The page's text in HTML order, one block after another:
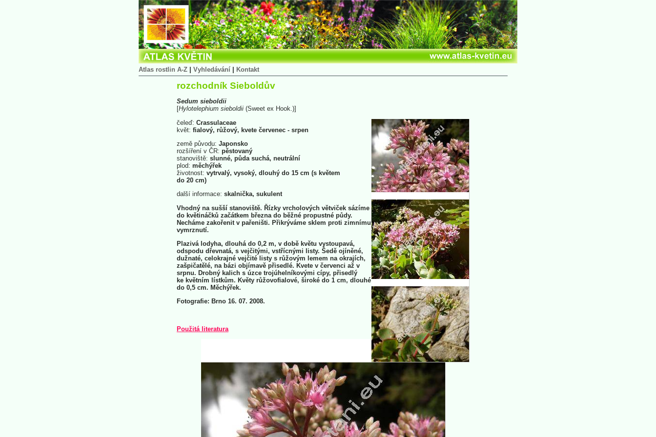
Atlas rostlin A-Z Vyhledávání Kontakt
rozchodník Sieboldův
Sedum sieboldii
[Hylotelephium sieboldii (Sweet ex Hook.)]
čeleď: Crassulaceae
květ: fialový, růžový, kvete červenec - srpen
země původu: Japonsko
rozšíření v ČR: pěstovaný
stanoviště: slunné, půda suchá, neutrální
plod: měchýřek
životnost: vytrvalý, vysoký, dlouhý do 15 cm (s květem
do 20 cm)
další informace: skalnička, sukulent
Vhodný na sušší stanoviště. Řízky vrcholových větviček sázíme
do květináčků začátkem března do běžné propustné půdy.
Necháme zakořenit v pařeništi. Přikrýváme sklem proti zimnímu
vymrznutí.
Plazivá lodyha, dlouhá do 0,2 m, v době květu vystoupavá,
odspodu dřevnatá, s vejčitými, vstřícnými listy. Šedě ojíněné,
dužnaté, celokrajné vejčité listy s růžovým lemem na okrajích,
zašpičatělé, na bázi objímavě přisedlé. Kvete v červenci až v
srpnu. Drobný kalich s úzce trojúhelníkovými cípy, přisedlý
ke květním lístkům. Květy růžovofialové, široké do 1 cm, dlouhé
do 0,5 cm. Měchýřek.
Fotografie: Brno 16. 07. 2008.
Použitá literatura